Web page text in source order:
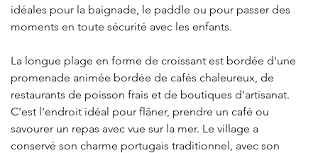
idéales pour la baignade, le paddle ou pour passer des
moments en toute sécurité avec les enfants.
La longue plage en forme de croissant est bordée d'une
promenade animée bordée de cafés chaleureux, de
restaurants de poisson frais et de boutiques d'artisanat.
C'est l'endroit idéal pour flâner, prendre un café ou
savourer un repas avec vue sur la mer. Le village a
conservé son charme portugais traditionnel, avec son